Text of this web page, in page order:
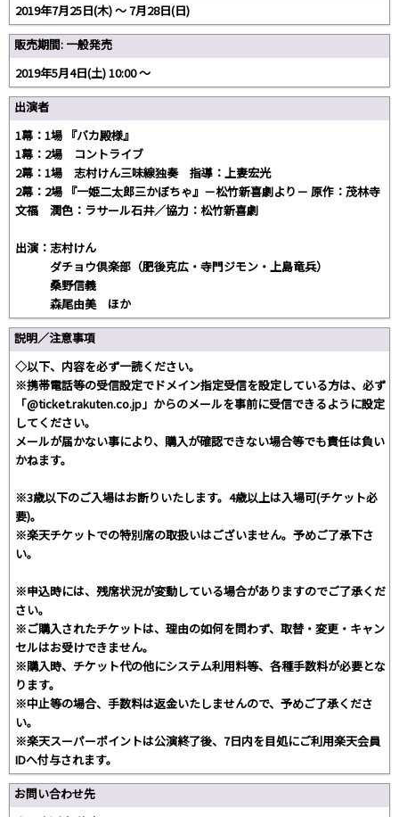
2019年7月25日(木) 〜 7月28日(日)
販売期間: 一般発売
2019年5月4日(土) 10:00 〜
出演者
1幕：1場 『バカ殿様』
1幕：2場 コントライブ
2幕：1場 志村けん三味線独奏 指導：上妻宏光
2幕：2場 『一姫二太郎三かぼちゃ』－松竹新喜劇より－ 原作：茂林寺
文福 潤色：ラサール石井／協力：松竹新喜劇
出演：志村けん
ダチョウ倶楽部（肥後克広・寺門ジモン・上島竜兵）
桑野信義
森尾由美 ほか
説明／注意事項
◇以下、内容を必ず一読ください。
※携帯電話等の受信設定でドメイン指定受信を設定している方は、必ず
「@ticket.rakuten.co.jp」からのメールを事前に受信できるように設定
してください。
メールが届かない事により、購入が確認できない場合等でも責任は負い
かねます。
※3歳以下のご入場はお断りいたします。4歳以上は入場可(チケット必
要)。
※楽天チケットでの特別席の取扱いはございません。予めご了承下さ
い。
※申込時には、残席状況が変動している場合がありますのでご了承くだ
さい。
※ご購入されたチケットは、理由の如何を問わず、取替・変更・キャン
セルはお受けできません。
※購入時、チケット代の他にシステム利用料等、各種手数料が必要とな
ります。
※中止等の場合、手数料は返金いたしませんので、予めご了承くださ
い。
※楽天スーパーポイントは公演終了後、7日内を目処にご利用楽天会員
IDへ付与されます。
お問い合わせ先